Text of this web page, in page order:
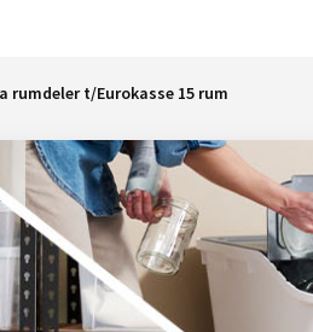
rumdeler t/Eurokasse 15 rum